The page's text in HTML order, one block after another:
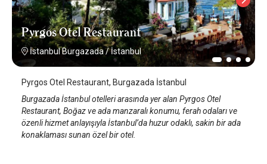
Pyrgos Otel Restaurant
İstanbul Burgazada/İstanbul
Pyrgos Otel Restaurant, Burgazada İstanbul
Burgazada İstanbul otelleri arasında yer alan Pyrgos Otel
Restaurant, Boğaz ve ada manzaralı konumu, ferah odaları ve
özenli hizmet anlayışıyla İstanbul’da huzur odaklı, sakin bir ada
konaklaması sunan özel bir otel.